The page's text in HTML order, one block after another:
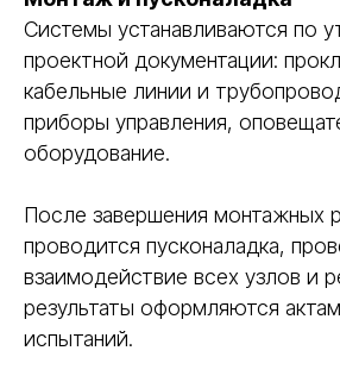
Системы устанавливаются по
проектной документации:
кабельные линии и
приборы управления,
оборудование.
После завершения монтажных
проводится пусконаладка,
взаимодействие всех узлов и
результаты оформляются
испытаний.